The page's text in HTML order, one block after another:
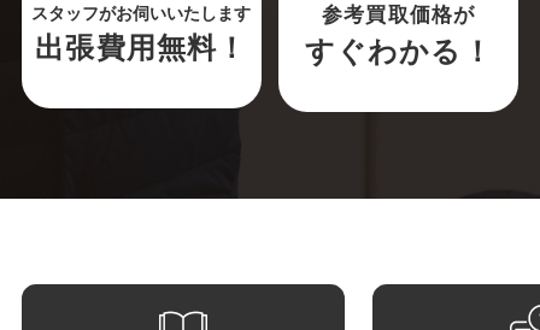
スタッフがお伺いいたします
出張費用無料！
参考買取価格が
すぐわかる！